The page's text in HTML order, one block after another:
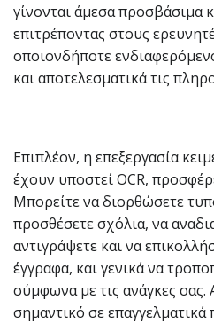
γίνονται άμεσα προσβάσιμα
επιτρέποντας στους
οποιονδήποτε
και αποτελεσματικά τις
Επιπλέον, η επεξεργασία
έχουν υποστεί OCR,
Μπορείτε να διορθώσετε
προσθέσετε σχόλια, να
αντιγράψετε και να
έγγραφα, και γενικά να
σύμφωνα με τις ανάγκες σας.
σημαντικό σε